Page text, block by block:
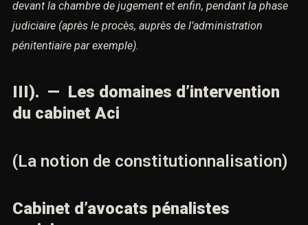
aussi,du cabinet Aci assurera efficacement votre
défense. Il vous appartient de prendre l’initiative en
l’appelant au téléphone, ou bien en envoyant un mail.
complice, receleur ou victime d’infractions, nos avocats
vous accompagnent et assurent votre défense durant la
chambre de jugement et enfin, pendant la phase
pénitentiaire par exemple).